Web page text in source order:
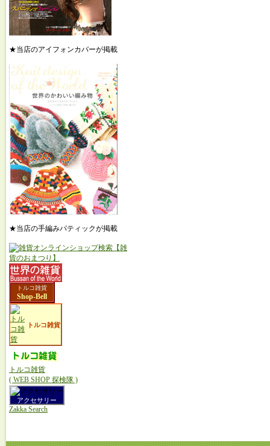
★当店のアイフォンカバーが掲載
★当店の手編みパティックが掲載
トルコ雑貨
Shop-Bell
トルコ雑貨
トルコ雑貨
( WEB SHOP 探検隊 )
アクセサリー
Zakka Search